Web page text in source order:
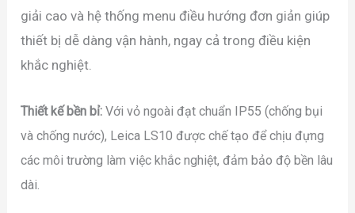
giải cao và hệ thống menu điều hướng đơn giản giúp
thiết bị dễ dàng vận hành, ngay cả trong điều kiện
khắc nghiệt.
Thiết kế bền bỉ: Với vỏ ngoài đạt chuẩn IP55 (chống bụi
và chống nước), Leica LS10 được chế tạo để chịu đựng
các môi trường làm việc khắc nghiệt, đảm bảo độ bền lâu
dài.